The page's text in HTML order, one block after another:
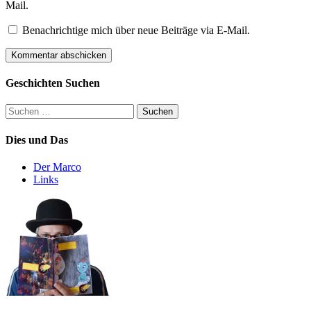
Mail.
Benachrichtige mich über neue Beiträge via E-Mail.
Geschichten Suchen
Suchen
nach:
Dies und Das
Der Marco
Links